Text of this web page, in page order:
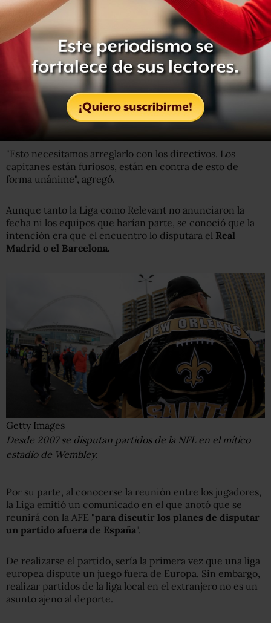
La octava de la historia
El anuncio de que los jugadores no están dispuestos a
ceder podría desembocar en laoctava huelga de la
historia del fútbol español.
"El problema es la falta de sentido común, solo se piensa
en los beneficios económicos y a nadie parecen
interesarle los hinchas", señaló el exjugador.
"Esto necesitamos arreglarlo con los directivos. Los
capitanes están furiosos, están en contra de esto de
forma unánime", agregó.
Aunque tanto la Liga como Relevant no anunciaron la
fecha ni los equipos que harían parte, se conoció que la
intención era que el encuentro lo disputara el Real
Madrid o el Barcelona.
Getty Images
Desde 2007 se disputan partidos de la NFL en el mítico
estadio de Wembley.
Por su parte, al conocerse la reunión entre los jugadores,
la Liga emitió un comunicado en el que anotó que se
reunirá con la AFE "para discutir los planes de disputar
un partido afuera de España".
De realizarse el partido, sería la primera vez que una liga
europea dispute un juego fuera de Europa. Sin embargo,
realizar partidos de la liga local en el extranjero no es un
asunto ajeno al deporte.